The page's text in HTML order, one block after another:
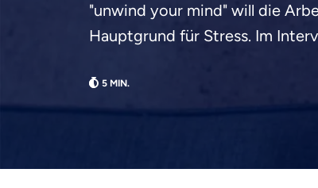
"unwind your mind" will die
Hauptgrund für Stress. Im